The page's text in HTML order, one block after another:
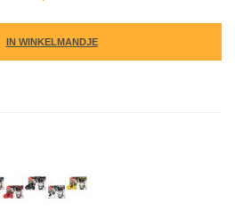
IN WINKELMANDJE